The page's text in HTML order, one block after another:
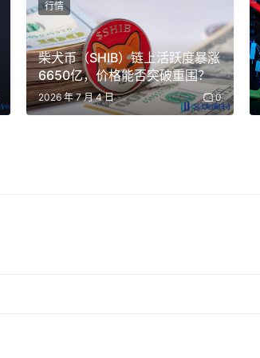
柴犬币（SHIB）链上活跃度暴涨
6650亿，价格能否突破重围？
2026 年 7 月 4 日 0
行情